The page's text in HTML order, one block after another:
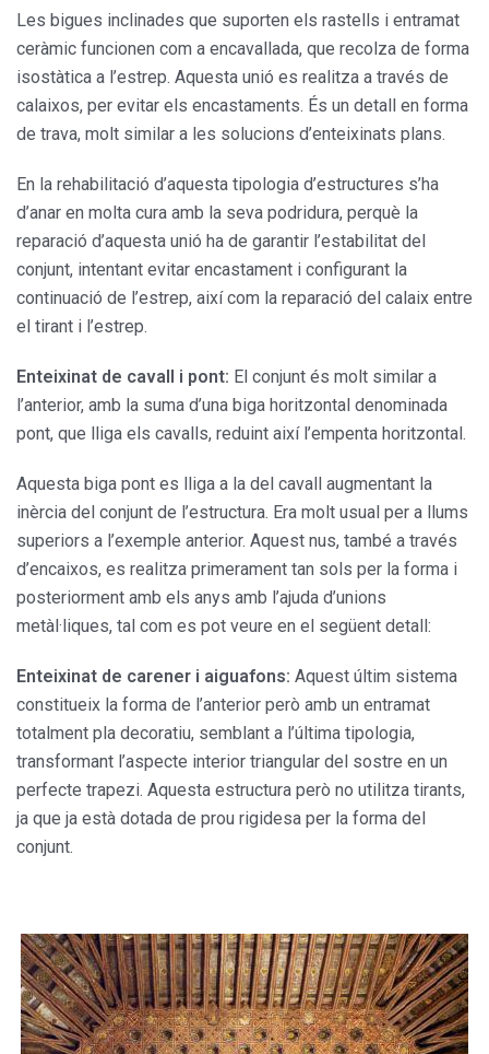
Les bigues inclinades que suporten els rastells i entramat
ceràmic funcionen com a encavallada, que recolza de forma
isostàtica a l’estrep. Aquesta unió es realitza a través de
calaixos, per evitar els encastaments. És un detall en forma
de trava, molt similar a les solucions d’enteixinats plans.
En la rehabilitació d’aquesta tipologia d’estructures s’ha
d’anar en molta cura amb la seva podridura, perquè la
reparació d’aquesta unió ha de garantir l’estabilitat del
conjunt, intentant evitar encastament i configurant la
continuació de l’estrep, així com la reparació del calaix entre
el tirant i l’estrep.
Enteixinat de cavall i pont: El conjunt és molt similar a
l’anterior, amb la suma d’una biga horitzontal denominada
pont, que lliga els cavalls, reduint així l’empenta horitzontal.
Aquesta biga pont es lliga a la del cavall augmentant la
inèrcia del conjunt de l’estructura. Era molt usual per a llums
superiors a l’exemple anterior. Aquest nus, també a través
d’encaixos, es realitza primerament tan sols per la forma i
posteriorment amb els anys amb l’ajuda d’unions
metàl·liques, tal com es pot veure en el següent detall:
Enteixinat de carener i aiguafons: Aquest últim sistema
constitueix la forma de l’anterior però amb un entramat
totalment pla decoratiu, semblant a l’última tipologia,
transformant l’aspecte interior triangular del sostre en un
perfecte trapezi. Aquesta estructura però no utilitza tirants,
ja que ja està dotada de prou rigidesa per la forma del
conjunt.